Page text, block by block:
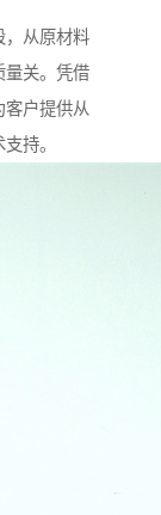
，从原材料
量关。凭借
客户提供从
持。